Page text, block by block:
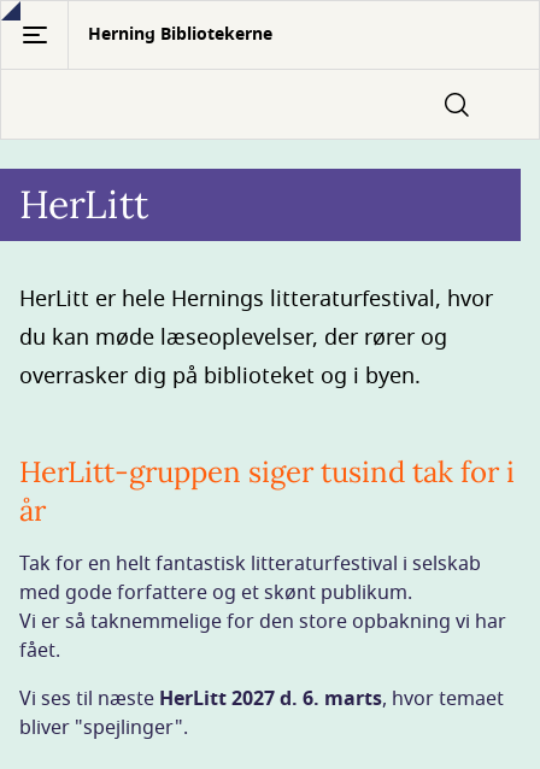
Gå
hovedindhold
Herning Bibliotekerne
HerLitt
HerLitt er hele Hernings litteraturfestival, hvor
du kan møde læseoplevelser, der rører og
overrasker dig på biblioteket og i byen.
HerLitt-gruppen siger tusind tak for i
år
Tak for en helt fantastisk litteraturfestival i selskab
med gode forfattere og et skønt publikum.
Vi er så taknemmelige for den store opbakning vi har
fået.
Vi ses til næste HerLitt 2027 d. 6. marts, hvor temaet
bliver "spejlinger".